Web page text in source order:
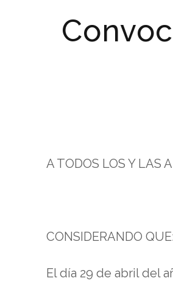
A TODOS LOS Y LAS
CONSIDERANDO QUE:
El día 29 de abril del